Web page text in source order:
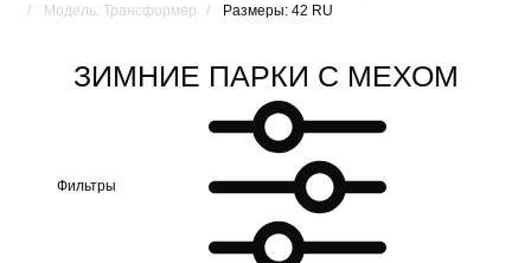
Модель: Трансформер
Размеры: 42 RU
ЗИМНИЕ ПАРКИ С МЕХОМ
Фильтры